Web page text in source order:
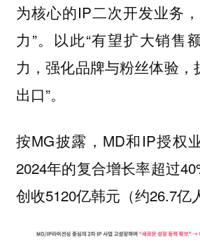
为核心的IP二次开发业务
力”。以此“有望扩大销售
力，强化品牌与粉丝体验，
出口”。
按MG披露，MD和IP授权
2024年的复合增长率超过
创收5120亿韩元（约26.7亿